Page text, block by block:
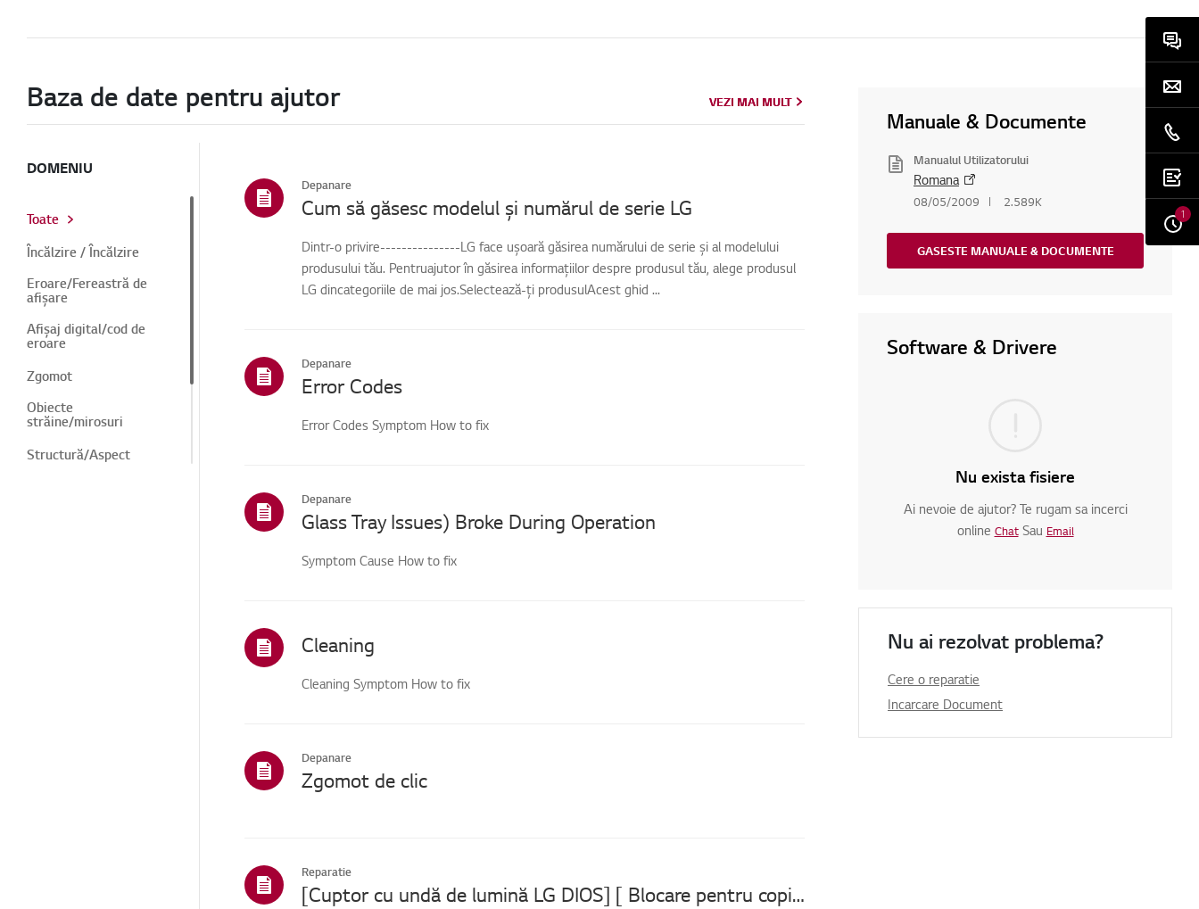
Baza de date pentru ajutor VEZI MAI MULT
DOMENIU
Toate
Încălzire / Încălzire
Eroare/Fereastră de
afișare
Afișaj digital/cod de
eroare
Zgomot
Obiecte
străine/mirosuri
Structură/Aspect
Depanare
Cum să găsesc modelul și numărul de serie LG
Dintr-o privire---------------LG face ușoară găsirea numărului de serie și al modelului
produsului tău. Pentruajutor în găsirea informațiilor despre produsul tău, alege produsul
LG dincategoriile de mai jos.Selectează-ți produsulAcest ghid ...
Depanare
Error Codes
Error Codes Symptom How to fix
Depanare
Glass Tray Issues) Broke During Operation
Symptom Cause How to fix
Cleaning
Cleaning Symptom How to fix
Depanare
Zgomot de clic
Reparatie
[Cuptor cu undă de lumină LG DIOS] [ Blocare pentru copii ] L sau Loc este afișat și butoanele nu pot fi apăsate
VEZI MAI MULT
Manuale & Documente
Manualul Utilizatorului
Romana
08/05/2009 2.589K
GASESTE MANUALE & DOCUMENTE
Software & Drivere
Nu exista fisiere
Ai nevoie de ajutor? Te rugam sa incerci
online ChatSau Email
Nu ai rezolvat problema?
Cere o reparatie
Incarcare Document
1